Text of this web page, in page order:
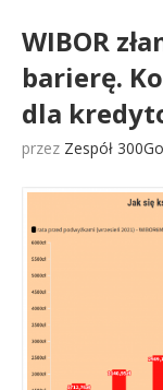
WIBOR
barierę.
dla
przez Zespół